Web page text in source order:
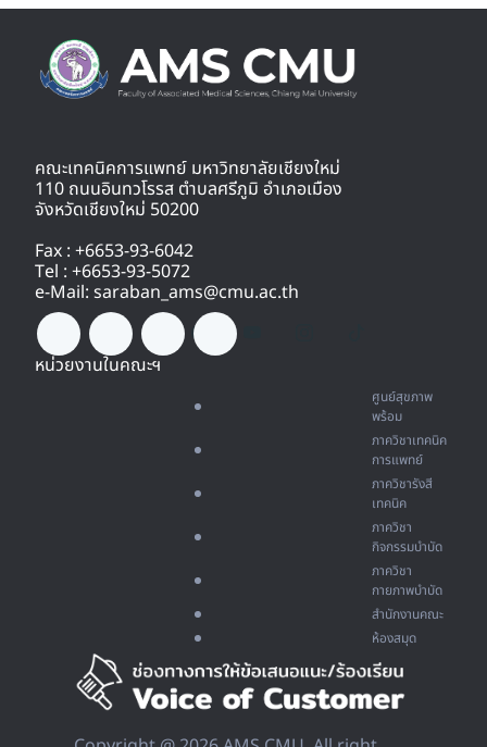
คณะเทคนิคการแพทย์ มหาวิทยาลัยเชียงใหม่
110 ถนนอินทวโรรส ตำบลศรีภูมิ อำเภอเมือง
จังหวัดเชียงใหม่ 50200
Fax : +6653-93-6042
Tel : +6653-93-5072
e-Mail: saraban_ams@cmu.ac.th
หน่วยงานในคณะฯ
ศูนย์สุขภาพ
พร้อม
ภาควิชาเทคนิค
การแพทย์
ภาควิชารังสี
เทคนิค
ภาควิชา
กิจกรรมบำบัด
ภาควิชา
กายภาพบำบัด
สำนักงานคณะ
ห้องสมุด